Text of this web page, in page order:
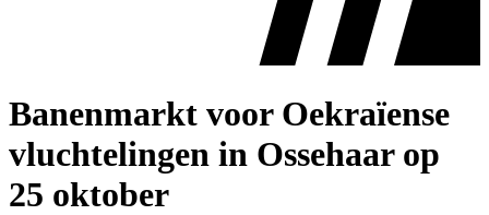
Banenmarkt voor Oekraïense
vluchtelingen in Ossehaar op
25 oktober